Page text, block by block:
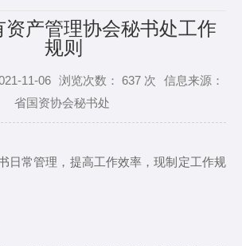
资产管理协会秘书处工作
规则
11-06 浏览次数： 637次
信息来源：
省国资协会秘书处
日常管理，提高工作效率，现制定工作规